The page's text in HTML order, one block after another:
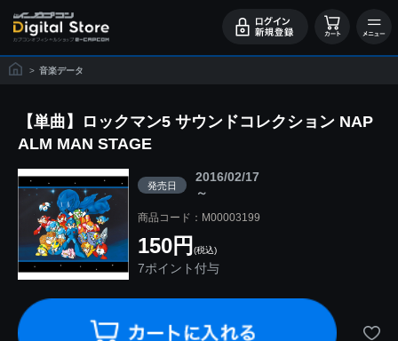
> 音楽データ
【単曲】ロックマン5 サウンドコレクション NAP
ALM MAN STAGE
発売日
2016/02/17
～
商品コード：M00003199
150円 (税込)
7ポイント付与